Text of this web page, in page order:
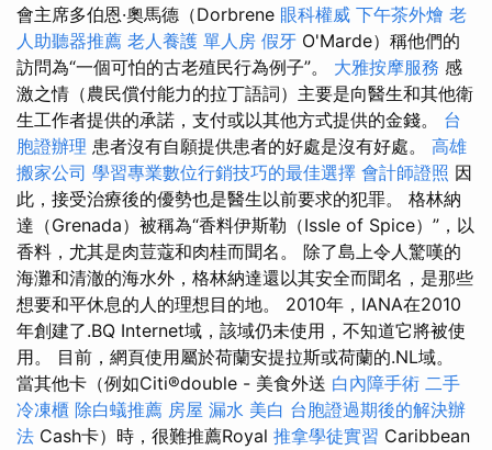
會主席多伯恩·奧馬德（Dorbrene 眼科權威 下午茶外燴 老
人助聽器推薦 老人養護 單人房 假牙 O'Marde）稱他們的
訪問為“一個可怕的古老殖民行為例子”。 大雅按摩服務 感
激之情（農民償付能力的拉丁語詞）主要是向醫生和其他衛
生工作者提供的承諾，支付或以其他方式提供的金錢。 台
胞證辦理 患者沒有自願提供患者的好處是沒有好處。 高雄
搬家公司 學習專業數位行銷技巧的最佳選擇 會計師證照 因
此，接受治療後的優勢也是醫生以前要求的犯罪。 格林納
達（Grenada）被稱為“香料伊斯勒（Issle of Spice）”，以
香料，尤其是肉荳蔻和肉桂而聞名。 除了島上令人驚嘆的
海灘和清澈的海水外，格林納達還以其安全而聞名，是那些
想要和平休息的人的理想目的地。 2010年，IANA在2010
年創建了.BQ Internet域，該域仍未使用，不知道它將被使
用。 目前，網頁使用屬於荷蘭安提拉斯或荷蘭的.NL域。
當其他卡（例如Citi®double - 美食外送 白內障手術 二手
冷凍櫃 除白蟻推薦 房屋 漏水 美白 台胞證過期後的解決辦
法 Cash卡）時，很難推薦Royal 推拿學徒實習 Caribbean